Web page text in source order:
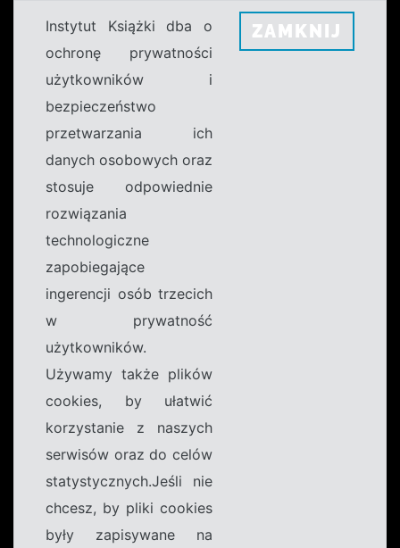
Instytut Książki dba o
ochronę prywatności
użytkowników i
bezpieczeństwo
przetwarzania ich
danych osobowych oraz
stosuje odpowiednie
rozwiązania
technologiczne
zapobiegające
ingerencji osób trzecich
w prywatność
użytkowników.
Używamy także plików
cookies, by ułatwić
korzystanie z naszych
serwisów oraz do celów
statystycznych.Jeśli nie
chcesz, by pliki cookies
były zapisywane na
ZAMKNIJ